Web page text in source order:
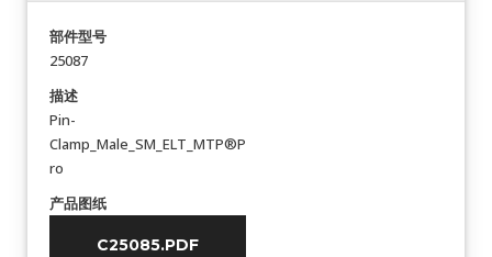
部件型号
25087
描述
Pin-
Clamp_Male_SM_ELT_MTP®P
ro
产品图纸
C25085.PDF